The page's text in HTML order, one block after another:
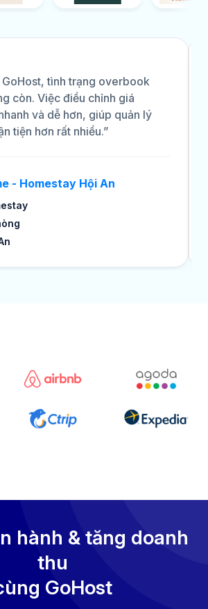
tình trạng overbook
còn. Việc điều chỉnh giá
và dễ hơn, giúp quản lý
tiện hơn rất nhiều.”
- Homestay Hội An
hành & tăng doanh
thu
GoHost